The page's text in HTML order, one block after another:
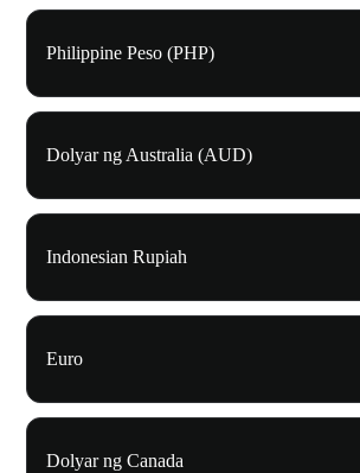
Philippine Peso (PHP)
Dolyar ng Australia (AUD)
Indonesian Rupiah
Euro
Dolyar ng Canada